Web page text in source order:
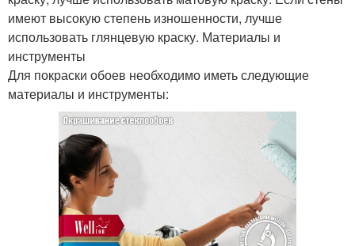
имеют высокую степень изношенности, лучше
использовать глянцевую краску. Материалы и
инструменты
Для покраски обоев необходимо иметь следующие
материалы и инструменты: